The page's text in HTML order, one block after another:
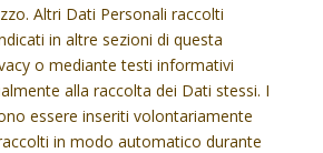
Altri Dati Personali raccolti
in altre sezioni di questa
o mediante testi informativi
alla raccolta dei Dati stessi. I
essere inseriti volontariamente
in modo automatico durante